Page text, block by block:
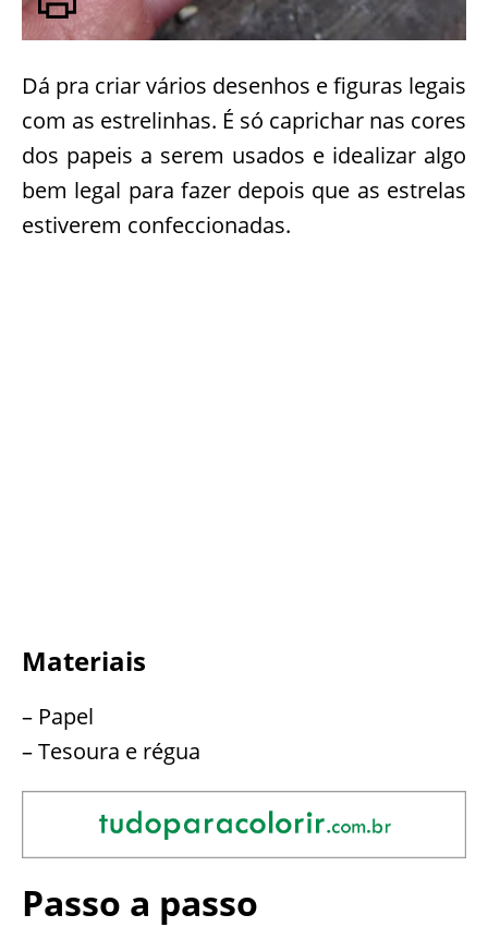
Dá pra criar vários desenhos e figuras legais
com as estrelinhas. É só caprichar nas cores
dos papeis a serem usados e idealizar algo
bem legal para fazer depois que as estrelas
estiverem confeccionadas.
Materiais
– Papel
– Tesoura e régua
Passo a passo